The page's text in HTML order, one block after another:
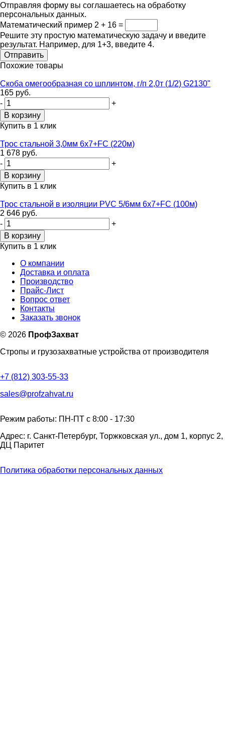
Отправляя форму вы соглашаетесь на обработку
персональных данных.
Математический пример 2 + 16 =
Решите эту простую математическую задачу и введите
результат. Например, для 1+3, введите 4.
Похожие товары
Скоба омегообразная со шплинтом, г/п 2,0т (1/2) G2130"
165 руб.
-
+
Купить в 1 клик
Трос стальной 3,0мм 6х7+FC (220м)
1 678 руб.
-
+
Купить в 1 клик
Трос стальной в изоляции PVC 5/6мм 6х7+FC (100м)
2 646 руб.
-
+
Купить в 1 клик
О компании
Доставка и оплата
Производство
Прайс-Лист
Вопрос ответ
Контакты
Заказать звонок
© 2026 ПрофЗахват
Стропы и грузозахватные устройства от производителя
+7 (812) 303-55-33
sales@profzahvat.ru
Режим работы: ПН-ПТ с 8:00 - 17:30
Адрес: г. Санкт-Петербург, Торжковская ул., дом 1, корпус 2,
ДЦ Паритет
Политика обработки персональных данных